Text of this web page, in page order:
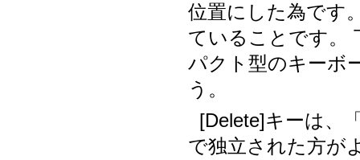
位置にした為です
ていることです。
パクト型のキーボ
う。
[Delete]キーは、
で独立された方が